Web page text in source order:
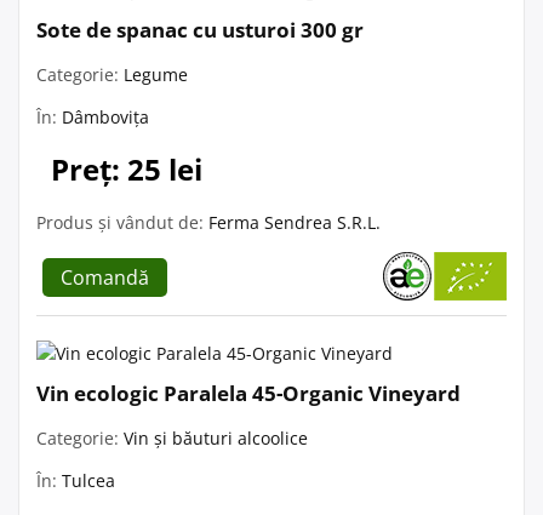
Sote de spanac cu usturoi 300 gr
Categorie: Legume
În: Dâmbovița
Preț: 25 lei
Produs și vândut de: Ferma Sendrea S.R.L.
Comandă
Vin ecologic Paralela 45-Organic Vineyard
Categorie: Vin și băuturi alcoolice
În: Tulcea